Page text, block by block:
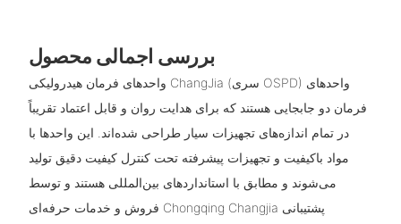
بررسی اجمالی محصول
واحدهای فرمان هیدرولیکی ChangJia (سری OSPD) واحدهای
فرمان دو جابجایی هستند که برای هدایت روان و قابل اعتماد تقریباً
در تمام اندازه‌های تجهیزات سیار طراحی شده‌اند. این واحدها با
مواد باکیفیت و تجهیزات پیشرفته تحت کنترل کیفیت دقیق تولید
می‌شوند و مطابق با استانداردهای بین‌المللی هستند و توسط
فروش و خدمات حرفه‌ای Chongqing Changjia پشتیبانی